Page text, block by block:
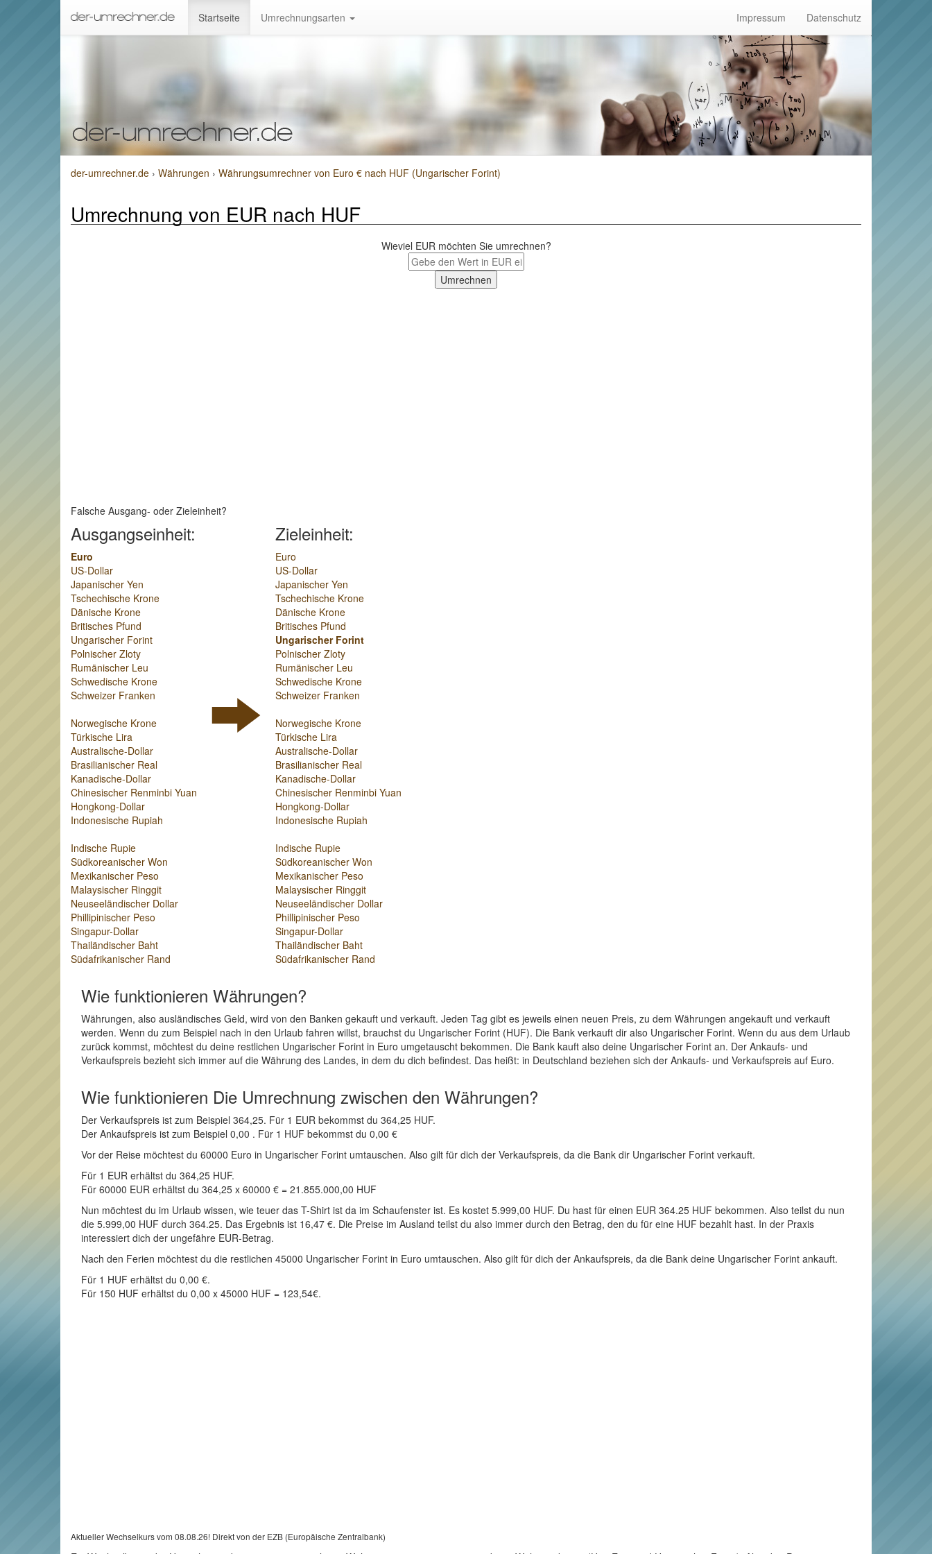
Startseite Umrechnungsarten Impressum Datenschutz
der-umrechner.de › Währungen › Währungsumrechner von Euro € nach HUF (Ungarischer Forint)
Umrechnung von EUR nach HUF
Wieviel EUR möchten Sie umrechnen?
Falsche Ausgang- oder Zieleinheit?
Ausgangseinheit:
Euro
US-Dollar
Japanischer Yen
Tschechische Krone
Dänische Krone
Britisches Pfund
Ungarischer Forint
Polnischer Zloty
Rumänischer Leu
Schwedische Krone
Schweizer Franken
Norwegische Krone
Türkische Lira
Australische-Dollar
Brasilianischer Real
Kanadische-Dollar
Chinesischer Renminbi Yuan
Hongkong-Dollar
Indonesische Rupiah
Indische Rupie
Südkoreanischer Won
Mexikanischer Peso
Malaysischer Ringgit
Neuseeländischer Dollar
Phillipinischer Peso
Singapur-Dollar
Thailändischer Baht
Südafrikanischer Rand
Zieleinheit:
Euro
US-Dollar
Japanischer Yen
Tschechische Krone
Dänische Krone
Britisches Pfund
Ungarischer Forint
Polnischer Zloty
Rumänischer Leu
Schwedische Krone
Schweizer Franken
Norwegische Krone
Türkische Lira
Australische-Dollar
Brasilianischer Real
Kanadische-Dollar
Chinesischer Renminbi Yuan
Hongkong-Dollar
Indonesische Rupiah
Indische Rupie
Südkoreanischer Won
Mexikanischer Peso
Malaysischer Ringgit
Neuseeländischer Dollar
Phillipinischer Peso
Singapur-Dollar
Thailändischer Baht
Südafrikanischer Rand
Wie funktionieren Währungen?
Währungen, also ausländisches Geld, wird von den Banken gekauft und verkauft. Jeden Tag gibt es jeweils einen neuen Preis, zu dem Währungen angekauft und verkauft
werden. Wenn du zum Beispiel nach in den Urlaub fahren willst, brauchst du Ungarischer Forint (HUF). Die Bank verkauft dir also Ungarischer Forint. Wenn du aus dem Urlaub
zurück kommst, möchtest du deine restlichen Ungarischer Forint in Euro umgetauscht bekommen. Die Bank kauft also deine Ungarischer Forint an. Der Ankaufs- und
Verkaufspreis bezieht sich immer auf die Währung des Landes, in dem du dich befindest. Das heißt: in Deutschland beziehen sich der Ankaufs- und Verkaufspreis auf Euro.
Wie funktionieren Die Umrechnung zwischen den Währungen?
Der Verkaufspreis ist zum Beispiel 364,25. Für 1 EUR bekommst du 364,25 HUF.
Der Ankaufspreis ist zum Beispiel 0,00 . Für 1 HUF bekommst du 0,00 €
Vor der Reise möchtest du 60000 Euro in Ungarischer Forint umtauschen. Also gilt für dich der Verkaufspreis, da die Bank dir Ungarischer Forint verkauft.
Für 1 EUR erhältst du 364,25 HUF.
Für 60000 EUR erhältst du 364,25 x 60000 € = 21.855.000,00 HUF
Nun möchtest du im Urlaub wissen, wie teuer das T-Shirt ist da im Schaufenster ist. Es kostet 5.999,00 HUF. Du hast für einen EUR 364.25 HUF bekommen. Also teilst du nun
die 5.999,00 HUF durch 364.25. Das Ergebnis ist 16,47 €. Die Preise im Ausland teilst du also immer durch den Betrag, den du für eine HUF bezahlt hast. In der Praxis
interessiert dich der ungefähre EUR-Betrag.
Nach den Ferien möchtest du die restlichen 45000 Ungarischer Forint in Euro umtauschen. Also gilt für dich der Ankaufspreis, da die Bank deine Ungarischer Forint ankauft.
Für 1 HUF erhältst du 0,00 €.
Für 150 HUF erhältst du 0,00 x 45000 HUF = 123,54€.
Aktueller Wechselkurs vom 08.08.26! Direkt von der EZB (Europäische Zentralbank)